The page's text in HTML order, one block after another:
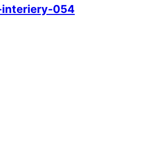
interiery-054